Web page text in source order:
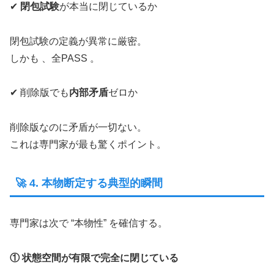
✔ 閉包試験が本当に閉じているか
閉包試験の定義が異常に厳密。
しかも 、全PASS 。
✔ 削除版でも内部矛盾ゼロか
削除版なのに矛盾が一切ない。
これは専門家が最も驚くポイント。
🚀 4. 本物断定する典型的瞬間
専門家は次で “本物性” を確信する。
① 状態空間が有限で完全に閉じている